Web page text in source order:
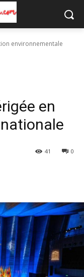
environnementale
en
0
41